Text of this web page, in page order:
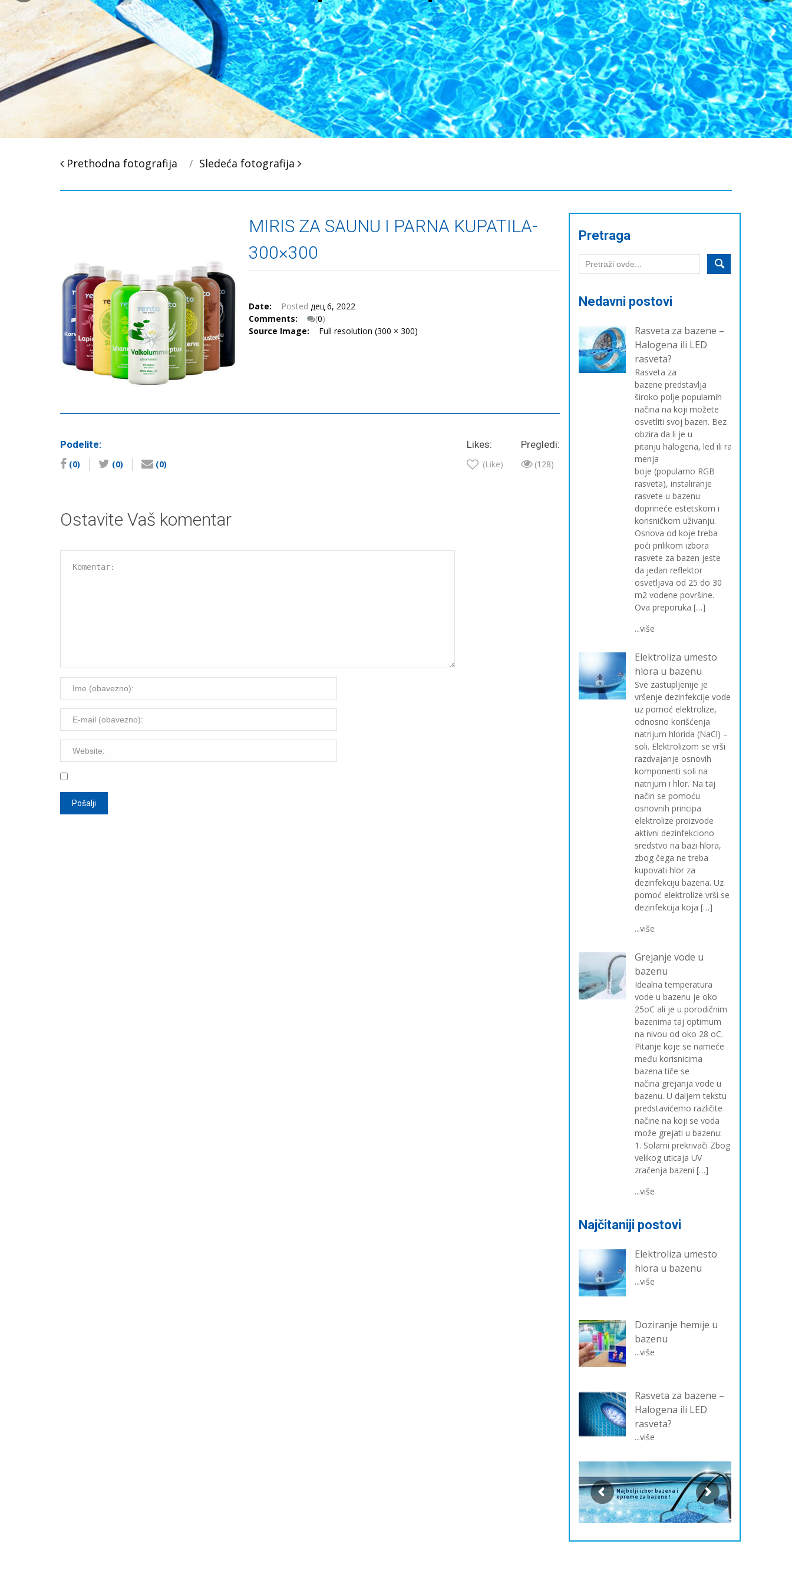
Post
Prethodna fotografija Sledeća fotografija
MIRIS ZA SAUNU I PARNA KUPATILA-
300×300
Date: Posted дец 6, 2022
Comments:
(0)
Source Image:
Full resolution (300 × 300)
Podelite:
(0) (0) (0)
Pregledi:
(128)
Likes:
(Like)
Ostavite Vaš komentar
Pretraga
Nedavni postovi
Rasveta za bazene –
Halogena ili LED
rasveta?
Rasveta za
bazene predstavlja
široko polje popularnih
načina na koji možete
osvetliti svoj bazen. Bez
obzira da li je u
pitanju halogena, led ili rasveta koja
menja
boje (popularno RGB
rasveta), instaliranje
rasvete u bazenu
doprineće estetskom i
korisničkom uživanju.
Osnova od koje treba
poći prilikom izbora
rasvete za bazen jeste
da jedan reflektor
osvetljava od 25 do 30
m2 vodene površine.
Ova preporuka […]
...više
Elektroliza umesto
hlora u bazenu
Sve zastupljenije je
vršenje dezinfekcije vode
uz pomoć elektrolize,
odnosno korišćenja
natrijum hlorida (NaCl) –
soli. Elektrolizom se vrši
razdvajanje osnovih
komponenti soli na
natrijum i hlor. Na taj
način se pomoću
osnovnih principa
elektrolize proizvode
aktivni dezinfekciono
sredstvo na bazi hlora,
zbog čega ne treba
kupovati hlor za
dezinfekciju bazena. Uz
pomoć elektrolize vrši se
dezinfekcija koja […]
...više
Grejanje vode u
bazenu
Idealna temperatura
vode u bazenu je oko
25oC ali je u porodičnim
bazenima taj optimum
na nivou od oko 28 oC.
Pitanje koje se nameće
među korisnicima
bazena tiče se
načina grejanja vode u
bazenu. U daljem tekstu
predstavićemo različite
načine na koji se voda
može grejati u bazenu:
1. Solarni prekrivači Zbog
velikog uticaja UV
zračenja bazeni […]
...više
Najčitaniji postovi
Elektroliza umesto
hlora u bazenu
...više
Doziranje hemije u
bazenu
...više
Rasveta za bazene –
Halogena ili LED
rasveta?
...više
Najbolji izbor bazena i
opreme za bazene !